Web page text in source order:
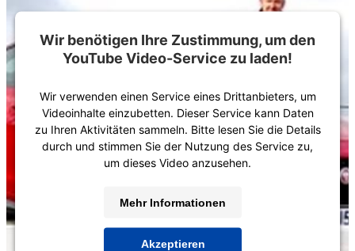
Wir benötigen Ihre Zustimmung, um den
YouTube Video-Service zu laden!
Wir verwenden einen Service eines Drittanbieters, um
Videoinhalte einzubetten. Dieser Service kann Daten
zu Ihren Aktivitäten sammeln. Bitte lesen Sie die Details
durch und stimmen Sie der Nutzung des Service zu,
um dieses Video anzusehen.
Mehr Informationen
Akzeptieren